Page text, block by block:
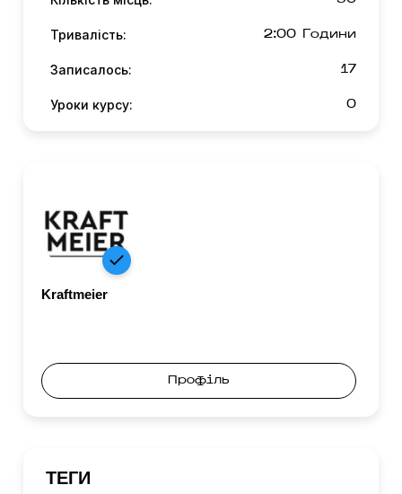
Тривалість: 2:00 Години
Записалось: 17
Уроки курсу: 0
Kraftmeier
Профіль
ТЕГИ